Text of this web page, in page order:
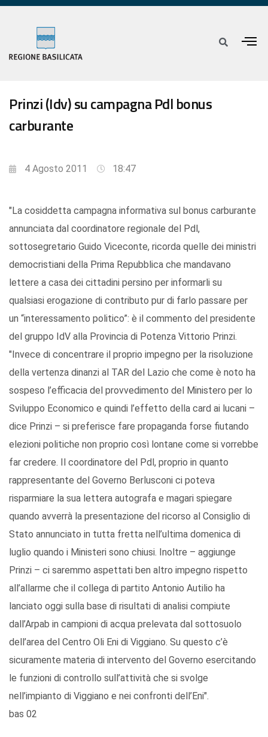
Prinzi (Idv) su campagna Pdl bonus
carburante
4 Agosto 2011 18:47
"La cosiddetta campagna informativa sul bonus carburante
annunciata dal coordinatore regionale del Pdl,
sottosegretario Guido Viceconte, ricorda quelle dei ministri
democristiani della Prima Repubblica che mandavano
lettere a casa dei cittadini persino per informarli su
qualsiasi erogazione di contributo pur di farlo passare per
un “interessamento politico”: è il commento del presidente
del gruppo IdV alla Provincia di Potenza Vittorio Prinzi.
"Invece di concentrare il proprio impegno per la risoluzione
della vertenza dinanzi al TAR del Lazio che come è noto ha
sospeso l’efficacia del provvedimento del Ministero per lo
Sviluppo Economico e quindi l’effetto della card ai lucani –
dice Prinzi – si preferisce fare propaganda forse fiutando
elezioni politiche non proprio così lontane come si vorrebbe
far credere. Il coordinatore del Pdl, proprio in quanto
rappresentante del Governo Berlusconi ci poteva
risparmiare la sua lettera autografa e magari spiegare
quando avverrà la presentazione del ricorso al Consiglio di
Stato annunciato in tutta fretta nell’ultima domenica di
luglio quando i Ministeri sono chiusi. Inoltre – aggiunge
Prinzi – ci saremmo aspettati ben altro impegno rispetto
all’allarme che il collega di partito Antonio Autilio ha
lanciato oggi sulla base di risultati di analisi compiute
dall’Arpab in campioni di acqua prelevata dal sottosuolo
dell’area del Centro Oli Eni di Viggiano. Su questo c’è
sicuramente materia di intervento del Governo esercitando
le funzioni di controllo sull’attività che si svolge
nell’impianto di Viggiano e nei confronti dell’Eni".
bas 02